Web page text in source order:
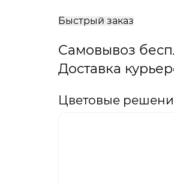
Быстрый заказ
Самовывоз
Доставка
Цветовые